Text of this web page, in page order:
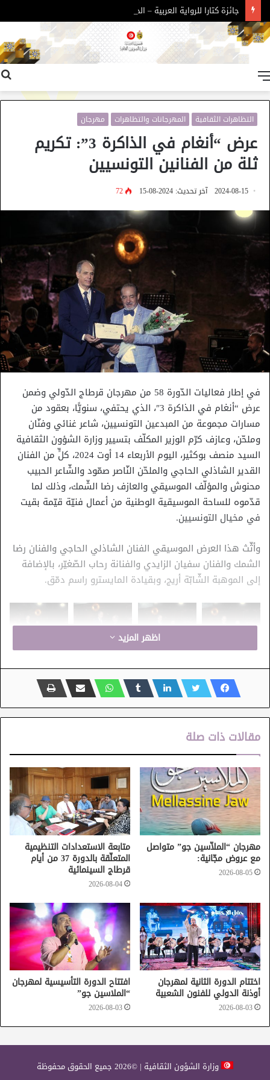
جائزة كتارا للرواية العربية – الدورة 11
التظاهرات الثقافية المهرجانات والتظاهرات مهرجان
عرض “أنغام في الذاكرة 3”: تكريم
ثلة من الفنانين التونسيين
2024-08-15 آخر تحديث: 2024-08-15 72
في إطار فعاليات الدّورة 58 من مهرجان قرطاج الدّولي وضمن
عرض “أنغام في الذاكرة 3″، الذي يحتفي، سنويًّا، بعقود من
مسارات مجموعة من المبدعين التونسيين، شاعر غنائي وفنّان
وملحّن، وعازف كرّم الوزير المكلّف بتسيير وزارة الشؤون الثقافية
السيد منصف بوكثير، اليوم الأربعاء 14 أوت 2024، كلٍّ من الفنان
القدير الشاذلي الحاجي والملحّن النّاصر صمّود والشّاعر الحبيب
محنوش والمؤلّف الموسيقي والعازف رضا الشّمك، وذلك لما
قدّموه للساحة الموسيقية الوطنية من أعمال فنيّة قيّمة بقيت
في مخيال التونسيين.
وأثّث هذا العرض الموسيقي الفنان الشاذلي الحاجي والفنان رضا
الشمك والفنان سفيان الزايدي والفنانة رحاب الصّغيّر، بالإضافة
إلى الموهبة الشّابّة أريج، وبقيادة المايسترو راسم دمّق.
أنغام في الذاكرة 3
الشاذلي الحاجي
مهرجان قرطاج الدولي
اظهر المزيد
مقالات ذات صلة
مهرجان “الملاّسين جو” متواصل
مع عروض مجّانية:
2026-08-05
متابعة الاستعدادات التنظيمية
المتعلّقة بالدورة 37 من أيام
قرطاج السينمائية
2026-08-04
اختتام الدورة الثانية لمهرجان
أوذنة الدولي للفنون الشعبية
2026-08-03
افتتاح الدورة التأسيسية لمهرجان
“الملاسين جو”
2026-08-03
وزارة الشؤون الثقافية | ©2026 جميع الحقوق محفوظة